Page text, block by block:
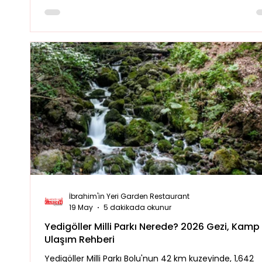
Yedigöller Milli Parkı Nerede? 2026 Gezi,
Ulaşım Rehberi
Yedigöller Milli Parkı Bolu'nun 42 km kuzeyinde, 1,642
İbrahim'in Yeri Garden Restaurant
19 May
5 dakikada okunur